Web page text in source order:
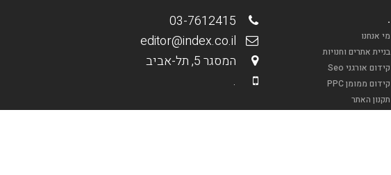
המסגר 5, תל-אביב
.
.
מי אנחנו
בניית אתרים וחנויות
קידום אורגני Seo
קידום ממומן PPC
תקנון האתר